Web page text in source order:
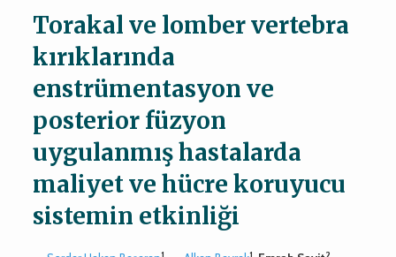
Torakal ve lomber vertebra
kırıklarında
enstrümentasyon ve
posterior füzyon
uygulanmış hastalarda
maliyet ve hücre koruyucu
sistemin etkinliği
1 1 2